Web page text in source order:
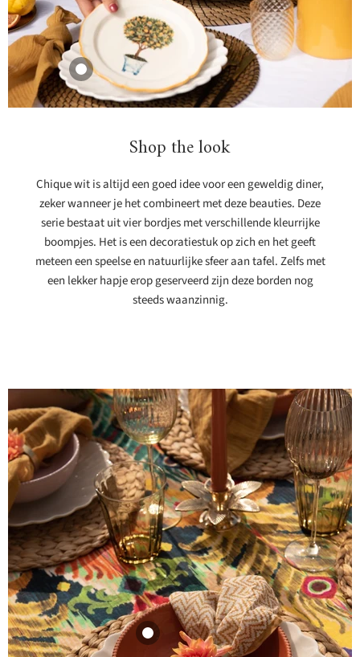
Dinerbord Oyster
Mateus
View product
Shop the look
Chique wit is altijd een goed idee voor een geweldig diner,
zeker wanneer je het combineert met deze beauties. Deze
serie bestaat uit vier bordjes met verschillende kleurrijke
boompjes. Het is een decoratiestuk op zich en het geeft
meteen een speelse en natuurlijke sfeer aan tafel. Zelfs met
een lekker hapje erop geserveerd zijn deze borden nog
steeds waanzinnig.